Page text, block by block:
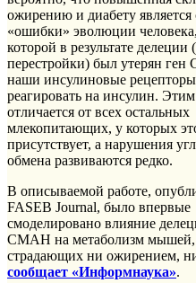
ожирению и диабету является
«ошибки» эволюции
которой в результате
перестройки) был утерян
наши инсулиновые
реагировать на инсулин.
отличается от всех остальных
млекопитающих, у которых
присутствует, а нарушения
обмена развиваются редко.
В описываемой работе,
FASEB Journal, было впервые
смоделировано влияние
СМАН на метаболизм мышей,
страдающих ни ожирением,
сообщает «Информнаука».